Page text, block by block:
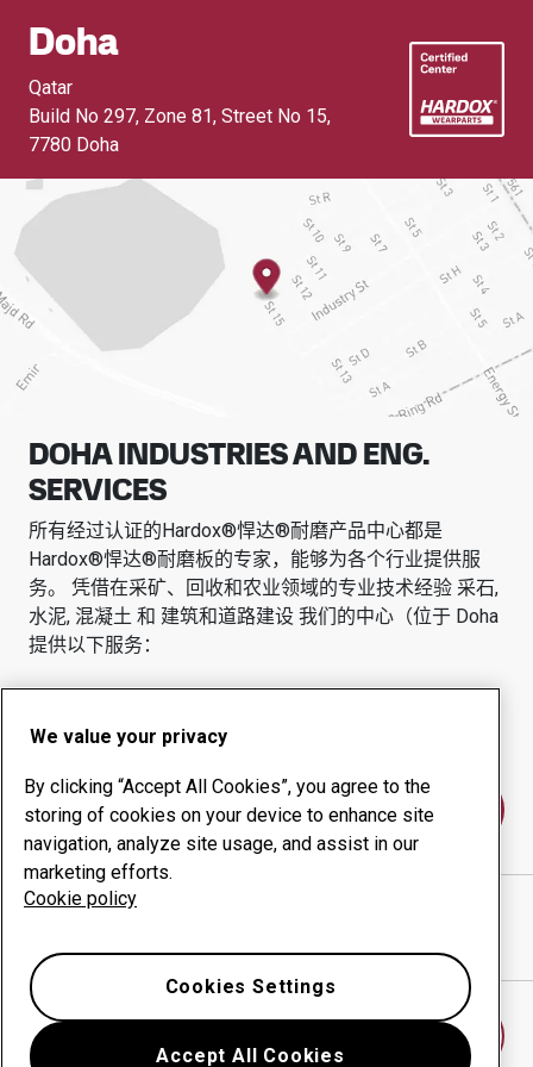
Doha
Qatar
Build No 297, Zone 81, Street No 15,
7780 Doha
DOHA INDUSTRIES AND ENG.
SERVICES
所有经过认证的Hardox®悍达®耐磨产品中心都是
Hardox®悍达®耐磨板的专家，能够为各个行业提供服
务。 凭借在采矿、回收和农业领域的专业技术经验 采石,
水泥, 混凝土 和 建筑和道路建设 我们的中心（位于 Doha
提供以下服务：
耐磨产品
咨询服务
正常运行时间管理
联系我们
DOHA INDUSTRIES AND ENG. SERVICES
We value your privacy
By clicking “Accept All Cookies”, you agree to the
storing of cookies on your device to enhance site
navigation, analyze site usage, and assist in our
marketing efforts.
Cookie policy
Accept All Cookies
Cookies Settings